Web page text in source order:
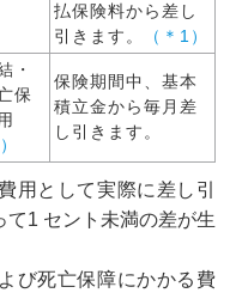
払保険料から差し
引きます。
（＊1）
・
保
保険期間中、基本
積立金から毎月差
し引きます。
用として実際に差し引
て1 セント未満の差が生
び死亡保障にかかる費